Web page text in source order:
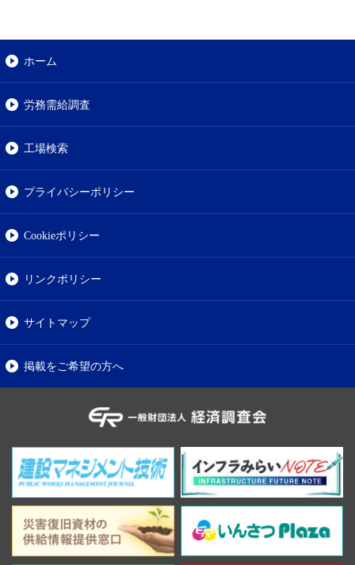
ホーム
労務需給調査
工場検索
プライバシーポリシー
Cookieポリシー
リンクポリシー
サイトマップ
掲載をご希望の方へ